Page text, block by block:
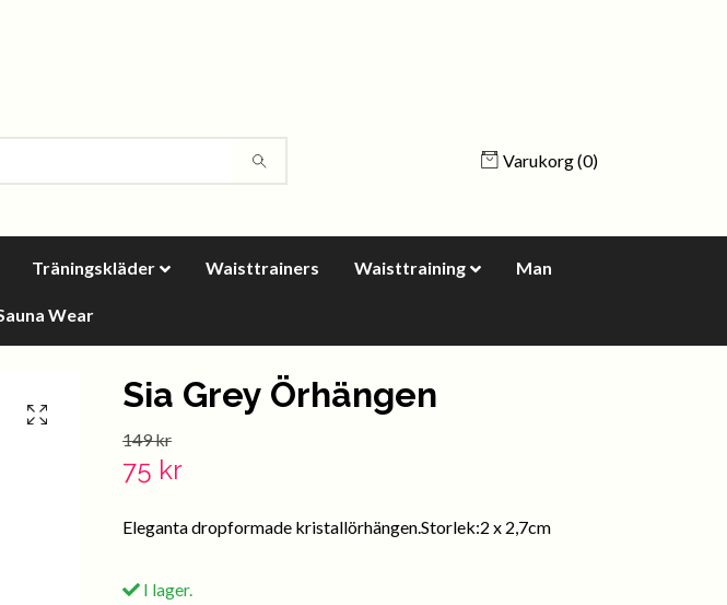
Varukorg(0)
Träningskläder Waisttrainers Waisttraining Man
Wear
Sia Grey Örhängen
149 kr
75 kr
Eleganta dropformade kristallörhängen.Storlek:2 x 2,7cm
I lager.